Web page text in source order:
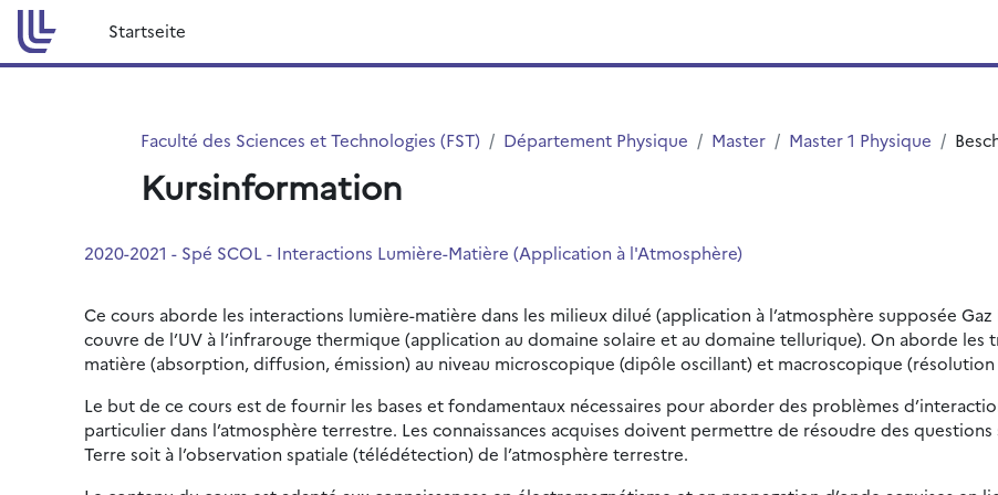
Zum Hauptinhalt
Startseite
Faculté des Sciences et Technologies (FST) Département Physique Master Master 1 Physique
Kursinformation
2020-2021 - Spé SCOL - Interactions Lumière-Matière (Application à l'Atmosphère)
Ce cours aborde les interactions lumière-matière dans les milieux dilué (application à l’atmosphère supposée
couvre de l’UV à l’infrarouge thermique (application au domaine solaire et au domaine tellurique). On aborde les
matière (absorption, diffusion, émission) au niveau microscopique (dipôle oscillant) et macroscopique
Le but de ce cours est de fournir les bases et fondamentaux nécessaires pour aborder des problèmes
particulier dans l’atmosphère terrestre. Les connaissances acquises doivent permettre de résoudre des
Terre soit à l’observation spatiale (télédétection) de l’atmosphère terrestre.